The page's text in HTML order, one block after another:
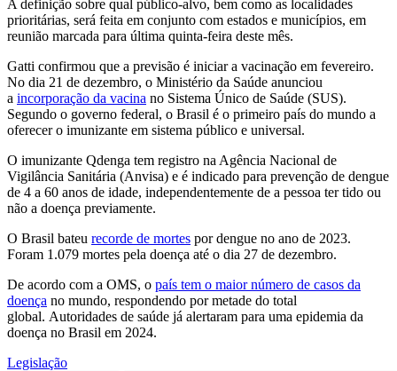
A definição sobre qual público-alvo, bem como as localidades
prioritárias, será feita em conjunto com estados e municípios, em
reunião marcada para última quinta-feira deste mês.
Gatti confirmou que a previsão é iniciar a vacinação em fevereiro.
No dia 21 de dezembro, o Ministério da Saúde anunciou
a incorporação da vacina no Sistema Único de Saúde (SUS).
Segundo o governo federal, o Brasil é o primeiro país do mundo a
oferecer o imunizante em sistema público e universal.
O imunizante Qdenga tem registro na Agência Nacional de
Vigilância Sanitária (Anvisa) e é indicado para prevenção de dengue
de 4 a 60 anos de idade, independentemente de a pessoa ter tido ou
não a doença previamente.
O Brasil bateu recorde de mortes por dengue no ano de 2023.
Foram 1.079 mortes pela doença até o dia 27 de dezembro.
De acordo com a OMS, o país tem o maior número de casos da
doença no mundo, respondendo por metade do total
global. Autoridades de saúde já alertaram para uma epidemia da
doença no Brasil em 2024.
Legislação